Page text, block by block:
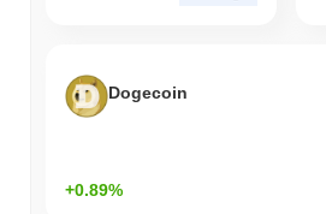
Dogecoin
+0.89%